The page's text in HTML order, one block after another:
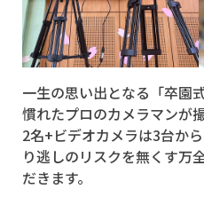
一生の思い出となる「卒園
慣れたプロのカメラマンが
2名+ビデオカメラは3台か
り逃しのリスクを無くす万
だきます。